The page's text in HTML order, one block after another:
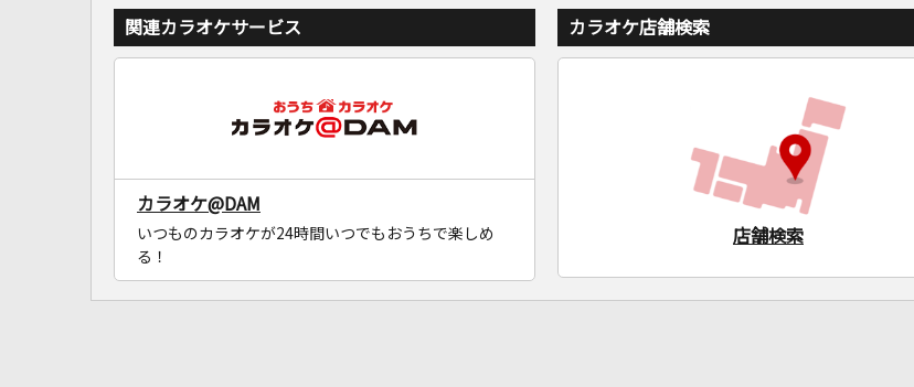
関連カラオケサービス
カラオケ@DAM
いつものカラオケが24時間いつでもおうちで楽しめ
る！
カラオケ店舗検索
店舗検索